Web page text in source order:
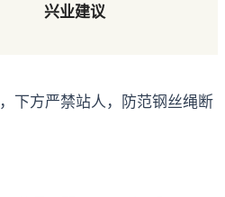
兴业建议
下方严禁站人，防范钢丝绳断